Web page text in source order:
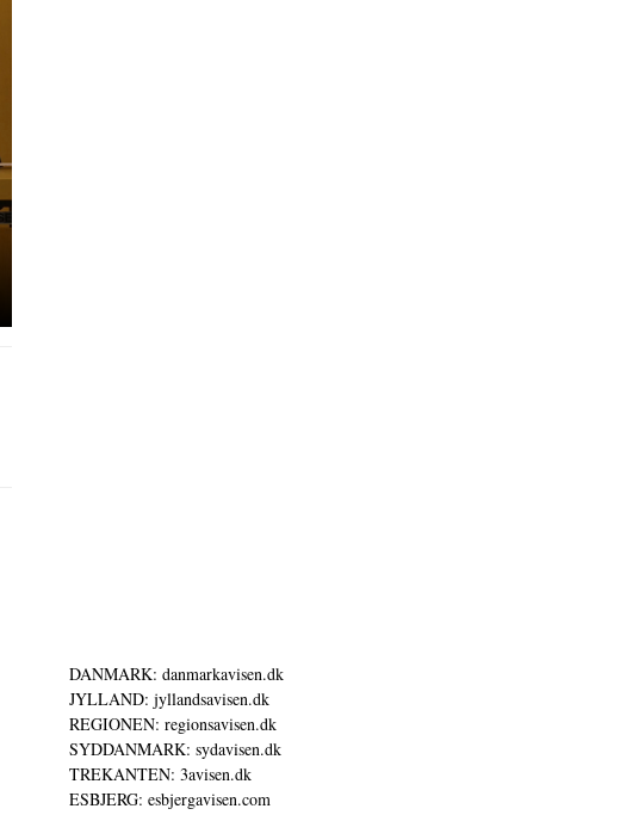
DANMARK: danmarkavisen.dk
JYLLAND: jyllandsavisen.dk
REGIONEN: regionsavisen.dk
SYDDANMARK: sydavisen.dk
TREKANTEN: 3avisen.dk
ESBJERG: esbjergavisen.com